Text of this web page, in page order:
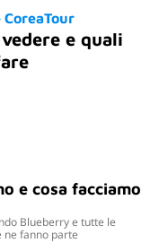
CoreaTour
e quali
e cosa facciamo
Blueberry e tutte le
ne fanno parte